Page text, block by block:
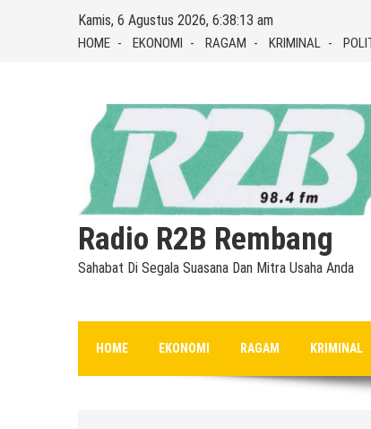
Kamis, 6 Agustus 2026, 6:38:14 am
HOME EKONOMI RAGAM KRIMINAL
Radio R2B Rembang
Sahabat Di Segala Suasana Dan Mitra Usaha Anda
HOME EKONOMI RAGAM KRIMINAL